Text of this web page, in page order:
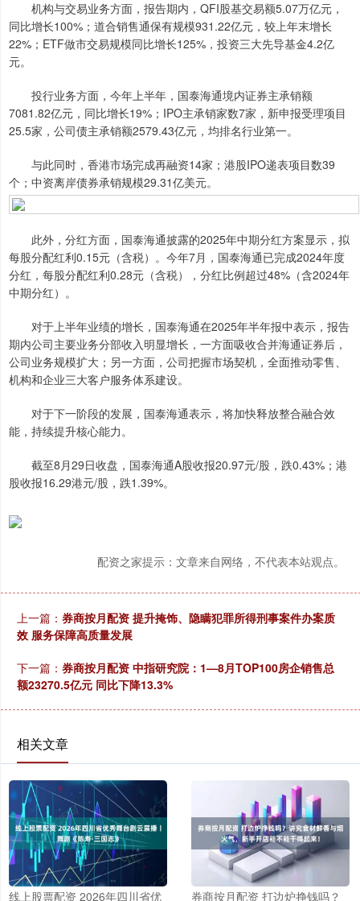
机构与交易业务方面，报告期内，QFI股基交易额5.07万亿元，
同比增长100%；道合销售通保有规模931.22亿元，较上年末增长
22%；ETF做市交易规模同比增长125%，投资三大先导基金4.2亿
元。
投行业务方面，今年上半年，国泰海通境内证券主承销额
7081.82亿元，同比增长19%；IPO主承销家数7家，新申报受理项目
25.5家，公司债主承销额2579.43亿元，均排名行业第一。
与此同时，香港市场完成再融资14家；港股IPO递表项目数39
个；中资离岸债券承销规模29.31亿美元。
此外，分红方面，国泰海通披露的2025年中期分红方案显示，拟
每股分配红利0.15元（含税）。今年7月，国泰海通已完成2024年度
分红，每股分配红利0.28元（含税），分红比例超过48%（含2024年
中期分红）。
对于上半年业绩的增长，国泰海通在2025年半年报中表示，报告
期内公司主要业务分部收入明显增长，一方面吸收合并海通证券后，
公司业务规模扩大；另一方面，公司把握市场契机，全面推动零售、
机构和企业三大客户服务体系建设。
对于下一阶段的发展，国泰海通表示，将加快释放整合融合效
能，持续提升核心能力。
截至8月29日收盘，国泰海通A股收报20.97元/股，跌0.43%；港
股收报16.29港元/股，跌1.39%。
配资之家提示：文章来自网络，不代表本站观点。
上一篇： 券商按月配资 提升掩饰、隐瞒犯罪所得刑事案件办案质
效 服务保障高质量发展
下一篇： 券商按月配资 中指研究院：1—8月TOP100房企销售总
额23270.5亿元 同比下降13.3%
相关文章
线上股票配资 2026年四川省优
券商按月配资 打边炉挣钱吗？